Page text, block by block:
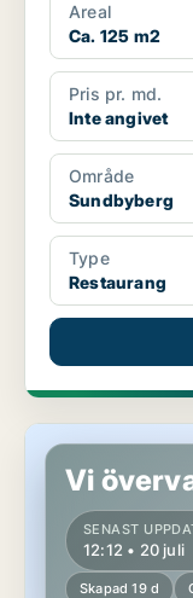
Areal
Ca. 125 m2
Pris pr. md.
Inte angivet
Område
Sundbyberg
Type
Restaurang
Butikslokal i Askim-
Vi
SENAST
12:12 • 20 juli
Skapad 19 d